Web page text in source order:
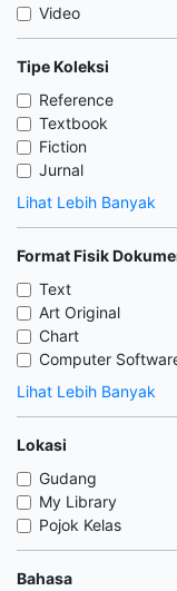
Video
Tipe Koleksi
Reference
Textbook
Fiction
Jurnal
Lihat Lebih Banyak
Format Fisik
Text
Art Original
Chart
Computer
Lihat Lebih Banyak
Lokasi
Gudang
My Library
Pojok Kelas
Bahasa